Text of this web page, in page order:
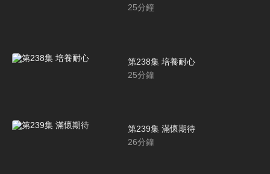
25分鐘
第238集 培養耐心
25分鐘
第239集 滿懷期待
26分鐘